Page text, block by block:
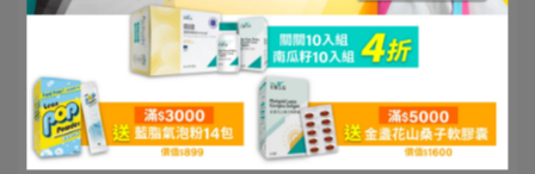
引起過敏反應或其他副作用，適合大多數人群食
用。且波蘭鷹嘴豆經過相關科學研究證實，萃取的
K2成分非常純淨。
納豆：納豆作為一種發酵食品，可能會引起某些對
大豆過敏的人出現反應。此外，納豆的發酵過程中
有可能會產生少量的生物胺類物質，某些敏感人群